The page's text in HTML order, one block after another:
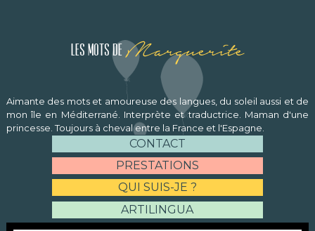
Les mots de Marguerite
Aimante des mots et amoureuse des langues, du soleil aussi et de
mon île en Méditerrané. Interprète et traductrice. Maman d'une
princesse. Toujours à cheval entre la France et l'Espagne.
CONTACT
PRESTATIONS
QUI SUIS-JE ?
ARTILINGUA